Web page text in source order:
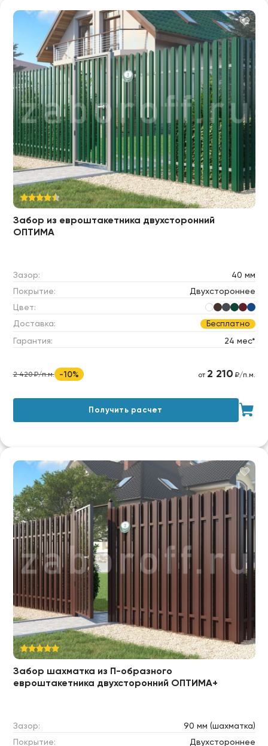
Забор из евроштакетника двухсторонний
ОПТИМА
Зазор:
40 мм
Покрытие:
Двухстороннее
Цвет:
Доставка:
Бесплатно
Гарантия: 24 мес*
2 420 ₽/п.м. -10% от 2 210 ₽/п.м.
Получить расчет
Забор шахматка из П-образного
евроштакетника двухсторонний ОПТИМА+
Зазор:
90 мм (шахматка)
Покрытие:
Двухстороннее